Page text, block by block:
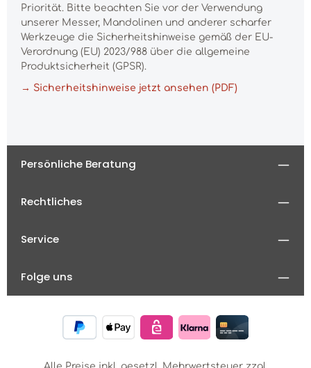
Priorität. Bitte beachten Sie vor der Verwendung
unserer Messer, Mandolinen und anderer scharfer
Werkzeuge die Sicherheitshinweise gemäß der EU-
Verordnung (EU) 2023/988 über die allgemeine
Produktsicherheit (GPSR).
→ Sicherheitshinweise jetzt ansehen (PDF)
Persönliche Beratung
Rechtliches
Service
Folge uns